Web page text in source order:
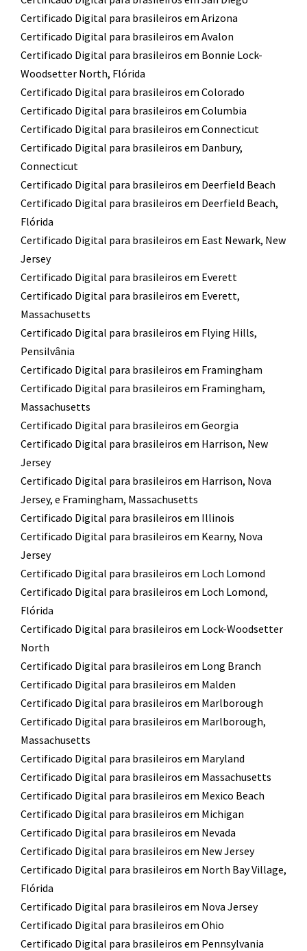
Certificado Digital para brasileiros em Arizona
Certificado Digital para brasileiros em Avalon
Certificado Digital para brasileiros em Bonnie Lock-
Woodsetter North, Flórida
Certificado Digital para brasileiros em Colorado
Certificado Digital para brasileiros em Columbia
Certificado Digital para brasileiros em Connecticut
Certificado Digital para brasileiros em Danbury,
Connecticut
Certificado Digital para brasileiros em Deerfield Beach
Certificado Digital para brasileiros em Deerfield Beach,
Flórida
Certificado Digital para brasileiros em East Newark, New
Jersey
Certificado Digital para brasileiros em Everett
Certificado Digital para brasileiros em Everett,
Massachusetts
Certificado Digital para brasileiros em Flying Hills,
Pensilvânia
Certificado Digital para brasileiros em Framingham
Certificado Digital para brasileiros em Framingham,
Massachusetts
Certificado Digital para brasileiros em Georgia
Certificado Digital para brasileiros em Harrison, New
Jersey
Certificado Digital para brasileiros em Harrison, Nova
Jersey, e Framingham, Massachusetts
Certificado Digital para brasileiros em Illinois
Certificado Digital para brasileiros em Kearny, Nova
Jersey
Certificado Digital para brasileiros em Loch Lomond
Certificado Digital para brasileiros em Loch Lomond,
Flórida
Certificado Digital para brasileiros em Lock-Woodsetter
North
Certificado Digital para brasileiros em Long Branch
Certificado Digital para brasileiros em Malden
Certificado Digital para brasileiros em Marlborough
Certificado Digital para brasileiros em Marlborough,
Massachusetts
Certificado Digital para brasileiros em Maryland
Certificado Digital para brasileiros em Massachusetts
Certificado Digital para brasileiros em Mexico Beach
Certificado Digital para brasileiros em Michigan
Certificado Digital para brasileiros em Nevada
Certificado Digital para brasileiros em New Jersey
Certificado Digital para brasileiros em North Bay Village,
Flórida
Certificado Digital para brasileiros em Nova Jersey
Certificado Digital para brasileiros em Ohio
Certificado Digital para brasileiros em Pennsylvania